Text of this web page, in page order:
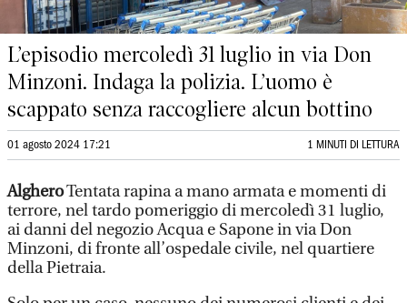
L’episodio mercoledì 31 luglio in via Don
Minzoni. Indaga la polizia. L’uomo è
scappato senza raccogliere alcun bottino
01 agosto 2024 17:21 1 MINUTI DI LETTURA
AlgheroTentata rapina a mano armata e momenti di
terrore, nel tardo pomeriggio di mercoledì 31 luglio,
ai danni del negozio Acqua e Sapone in via Don
Minzoni, di fronte all’ospedale civile, nel quartiere
della Pietraia.